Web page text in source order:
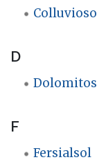
D
F
Fersialsol